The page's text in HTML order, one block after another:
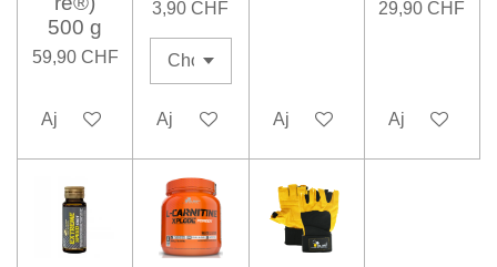
500 g
59,90 CHF
Ajouter au panier
3,90 CHF
Ajouter au panierAjouter au panier
29,90 CHF
Ajouter au